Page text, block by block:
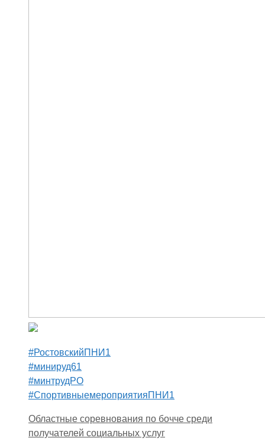
#РостовскийПНИ1
#минируд61
#минтрудРО
#СпортивныемероприятияПНИ1
Областные соревнования по бочче среди
получателей социальных услуг